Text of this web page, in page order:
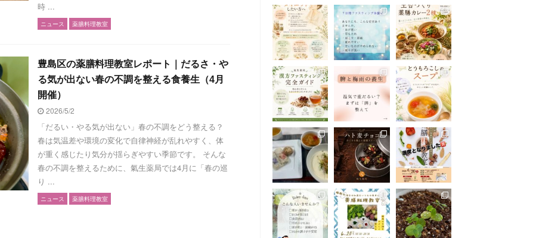
時 ...
ニュース 薬膳料理教室
豊島区の薬膳料理教室レポート｜だるさ・や
る気が出ない春の不調を整える食養生（4月
開催）
2026/5/2
「だるい・やる気が出ない」春の不調をどう整える？
春は気温差や環境の変化で自律神経が乱れやすく、体
が重く感じたり気分が揺らぎやすい季節です。 そんな
春の不調を整えるために、氣生薬局では4月に「春の巡
り ...
ニュース 薬膳料理教室
Show Thread
0 Twitter
;
漢方の氣生薬局(豊島区大塚) 公式アカ
ウント
12 4月
2025
漢方薬局主催の薬膳料理教室、
豊島区で開催しています！
次回は5/24(土)19:00-21:00
ご予約お待ちしています
https://reserva.be/kampoukio